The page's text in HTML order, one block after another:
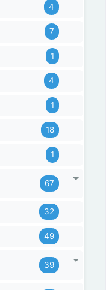
4
7
1
4
1
18
1
67
32
49
39